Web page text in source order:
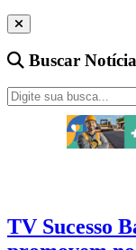
Buscar
TV Sucesso